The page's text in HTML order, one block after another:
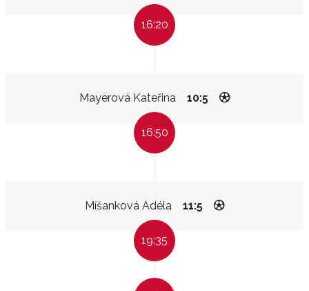
16:20
Mayerová Kateřina 10:5
16:50
Míšanková Adéla 11:5
19:35